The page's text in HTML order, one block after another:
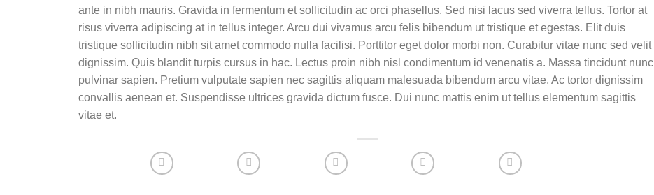
ante in nibh mauris. Gravida in fermentum et sollicitudin ac orci phasellus. Sed nisi lacus sed viverra tellus. Tortor at
risus viverra adipiscing at in tellus integer. Arcu dui vivamus arcu felis bibendum ut tristique et egestas. Elit duis
tristique sollicitudin nibh sit amet commodo nulla facilisi. Porttitor eget dolor morbi non. Curabitur vitae nunc sed velit
dignissim. Quis blandit turpis cursus in hac. Lectus proin nibh nisl condimentum id venenatis a. Massa tincidunt nunc
pulvinar sapien. Pretium vulputate sapien nec sagittis aliquam malesuada bibendum arcu vitae. Ac tortor dignissim
convallis aenean et. Suspendisse ultrices gravida dictum fusce. Dui nunc mattis enim ut tellus elementum sagittis
vitae et.